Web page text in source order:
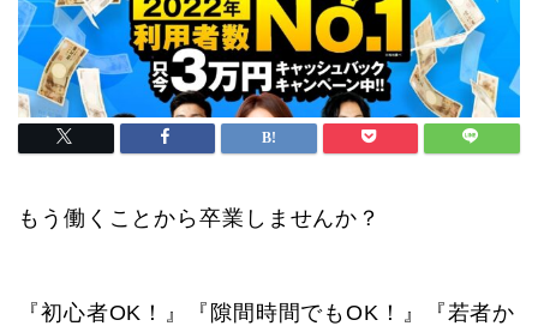
もう働くことから卒業しませんか？
『初心者OK！』『隙間時間でもOK！』『若者か